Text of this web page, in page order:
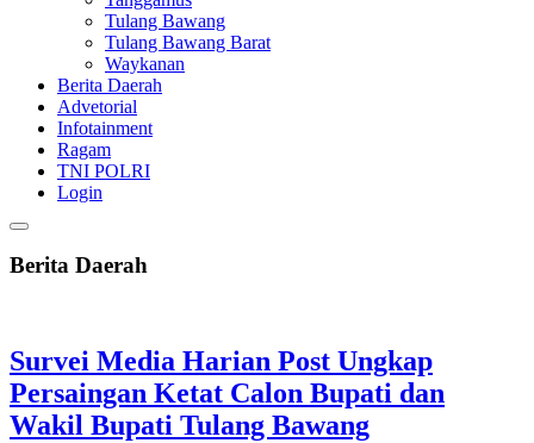
Tulang Bawang
Tulang Bawang Barat
Waykanan
Berita Daerah
Advetorial
Infotainment
Ragam
TNI POLRI
Login
Berita Daerah
Survei Media Harian Post Ungkap
Persaingan Ketat Calon Bupati dan
Wakil Bupati Tulang Bawang